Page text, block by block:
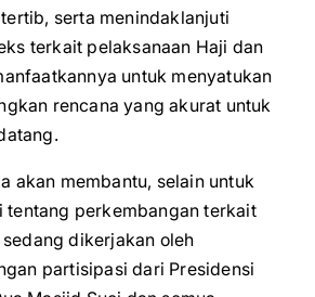
serta menindaklanjuti
terkait pelaksanaan Haji dan
untuk menyatukan
rencana yang akurat untuk
akan membantu, selain untuk
tentang perkembangan terkait
dikerjakan oleh
partisipasi dari Presidensi